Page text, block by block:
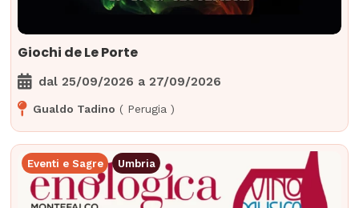
Giochi de Le Porte
dal25/09/2026 a 27/09/2026
Gualdo Tadino ( Perugia )
Eventi e Sagre Umbria